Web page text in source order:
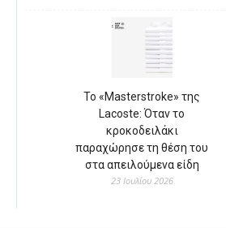
Το «Masterstroke» της
Lacoste: Όταν το
κροκοδειλάκι
παραχώρησε τη θέση του
στα απειλούμενα είδη
23 Ιουλίου 2026